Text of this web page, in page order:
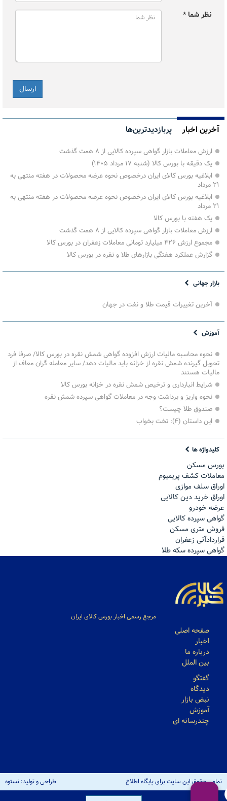
نظر شما *
آخرین اخبار پربازدیدترین‌ها
ارزش معاملات بازار گواهی سپرده کالایی از ۸ همت گذشت
یک دقیقه با بورس کالا (شنبه ۱۷ مرداد ۱۴۰۵)
ابلاغیه بورس کالای ایران درخصوص نحوه عرضه محصولات در هفته منتهی به
۲۱ مرداد
ابلاغیه بورس کالای ایران درخصوص نحوه عرضه محصولات در هفته منتهی به
۲۱ مرداد
یک هفته با بورس کالا
ارزش معاملات بازار گواهی سپرده کالایی از ۸ همت گذشت
مجموع ارزش ۴۲۶ میلیارد تومانی معاملات زعفران در بورس کالا
گزارش عملکرد هفتگی بازارهای طلا و نقره در بورس کالا
بازار جهانی
آخرین تغییرات قیمت طلا و نفت در جهان
آموزش
نحوه محاسبه مالیات ارزش افزوده گواهی شمش نقره در بورس کالا/ صرفا فرد
تحویل گیرنده شمش نقره از خزانه باید مالیات دهد/ سایر معامله گران معاف از
مالیات هستند
شرایط انبارداری و ترخیص شمش نقره در خزانه بورس کالا
نحوه واریز و برداشت وجه در معاملات گواهی سپرده شمش نقره
صندوق طلا چیست؟
این داستان (۴): تخت بخواب
کلیدواژه ها
بورس مسکن
معاملات کشف پریمیوم
اوراق سلف موازی
اوراق خرید دین کالایی
عرضه خودرو
گواهی سپرده کالایی
فروش مترى مسكن
قراردادآتی زعفران
گواهی سپرده سکه طلا
مرجع رسمی اخبار بورس کالای ایران
صفحه اصلی
اخبار
درباره ما
بین الملل
گفتگو
دیدگاه
نبض بازار
آموزش
چندرسانه ای
تمامی حقوق این سایت برای پایگاه اطلاع
طراحی و تولید: نستوه